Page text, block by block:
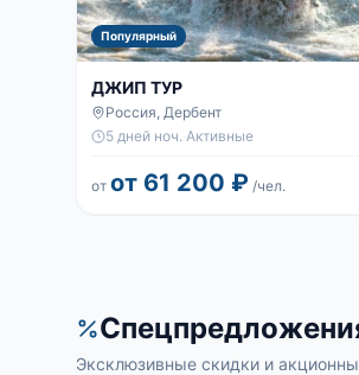
Популярный
ДЖИП ТУР
Россия, Дербент
5 дней ноч.·Активные
от от 61 200 ₽ /чел.
Эксклюзивные скидки и